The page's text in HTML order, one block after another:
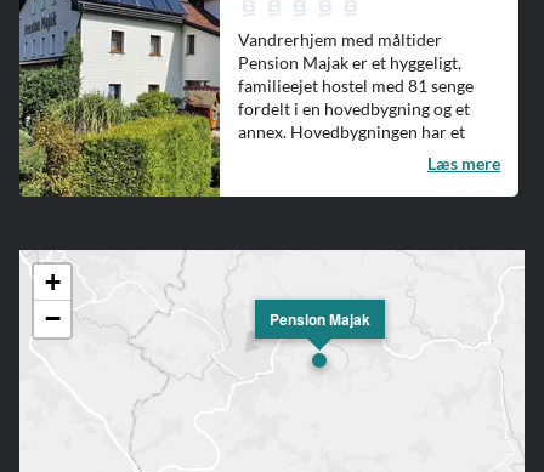
Vandrerhjem med måltider
Pension Majak er et hyggeligt,
familieejet hostel med 81 senge
fordelt i en hovedbygning og et
annex. Hovedbygningen har et
Læs mere
Pension Majak
+
−